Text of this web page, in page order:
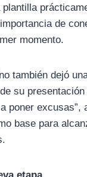
de
momento.
también dejó
su
poner excusas”,
base para